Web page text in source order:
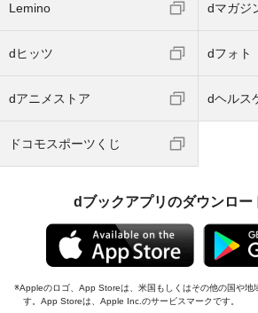
Lemino dマガジ
dヒッツ dフォト
dアニメストア dヘルス
ドコモスポーツくじ
dブックアプリのダウンロー
Appleのロゴ、App Storeは、米国もしくはその他の国や地
す。App Storeは、Apple Inc.のサービスマークです。